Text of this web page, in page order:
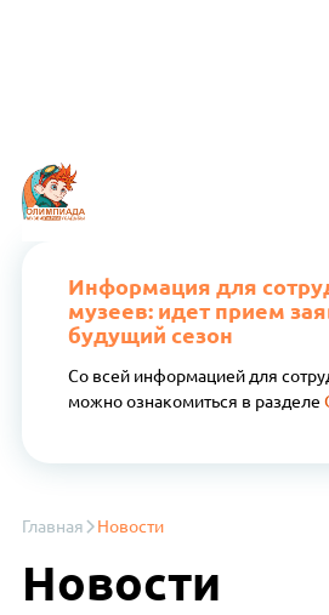
Информация для
музеев: идет прием
будущий сезон
Со всей информацией для
можно ознакомиться в разделе
Главная Новости
Новости